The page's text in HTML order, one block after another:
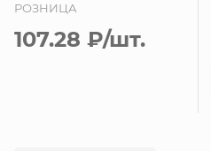
РОЗНИЦА
107.28 ₽/шт.